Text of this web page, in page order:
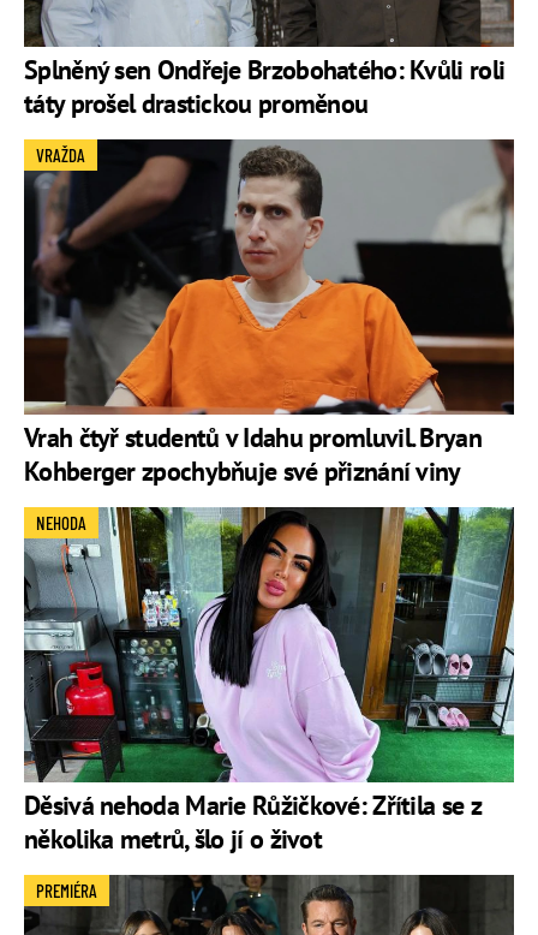
Splněný sen Ondřeje Brzobohatého: Kvůli roli
táty prošel drastickou proměnou
Vrah čtyř studentů v Idahu promluvil. Bryan
Kohberger zpochybňuje své přiznání viny
VRAŽDA
Děsivá nehoda Marie Růžičkové: Zřítila se z
několika metrů, šlo jí o život
NEHODA
PREMIÉRA